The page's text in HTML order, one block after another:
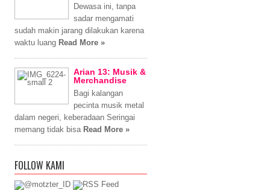
Dewasa ini, tanpa
sadar mengamati
sudah makin jarang dilakukan karena
waktu luang Read More »
Arian 13: Musik &
Merchandise
Bagi kalangan
pecinta musik metal
dalam negeri, keberadaan Seringai
memang tidak bisa Read More »
FOLLOW KAMI